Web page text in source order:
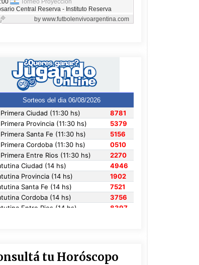
tu Horóscopo